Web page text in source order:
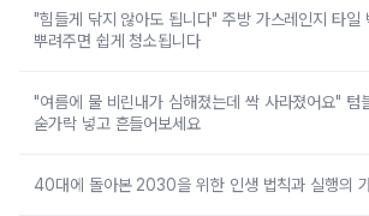
"힘들게 닦지 않아도 됩니다" 주방 가스레인지 타일
뿌려주면 쉽게 청소됩니다
"여름에 물 비린내가 심해졌는데 싹 사라졌어요" 텀
숟가락 넣고 흔들어보세요
40대에 돌아본 2030을 위한 인생 법칙과 실행의